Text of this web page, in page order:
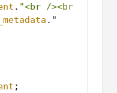
. "<br /><br
."
;